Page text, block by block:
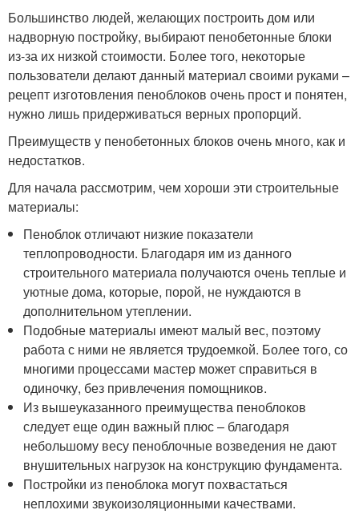
Большинство людей, желающих построить дом или
надворную постройку, выбирают пенобетонные блоки
из-за их низкой стоимости. Более того, некоторые
пользователи делают данный материал своими руками –
рецепт изготовления пеноблоков очень прост и понятен,
нужно лишь придерживаться верных пропорций.
Преимуществ у пенобетонных блоков очень много, как и
недостатков.
Для начала рассмотрим, чем хороши эти строительные
материалы:
Пеноблок отличают низкие показатели
теплопроводности. Благодаря им из данного
строительного материала получаются очень теплые и
уютные дома, которые, порой, не нуждаются в
дополнительном утеплении.
Подобные материалы имеют малый вес, поэтому
работа с ними не является трудоемкой. Более того, со
многими процессами мастер может справиться в
одиночку, без привлечения помощников.
Из вышеуказанного преимущества пеноблоков
следует еще один важный плюс – благодаря
небольшому весу пеноблочные возведения не дают
внушительных нагрузок на конструкцию фундамента.
Постройки из пеноблока могут похвастаться
неплохими звукоизоляционными качествами.